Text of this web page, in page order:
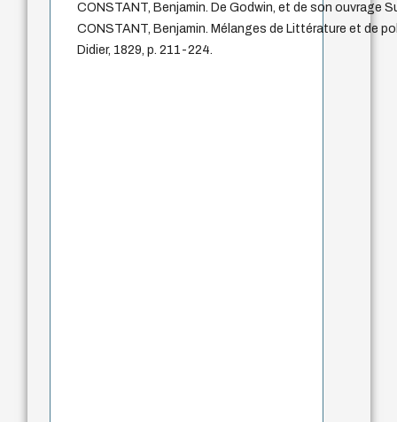
CONSTANT, Benjamin. De Godwin, et de son ouvrage
CONSTANT, Benjamin. Mélanges de Littérature et de
Didier, 1829, p. 211-224.